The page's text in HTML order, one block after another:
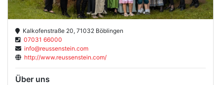
Kalkofenstraße 20, 71032 Böblingen
07031 66000
info@reussenstein.com
http://www.reussenstein.com/
Über uns